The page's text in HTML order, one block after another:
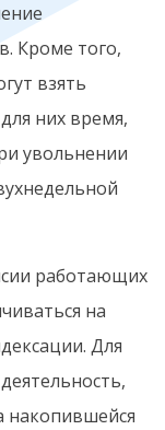
Кроме того,
взять
них время,
увольнении
работающих
на
Для
накопившейся